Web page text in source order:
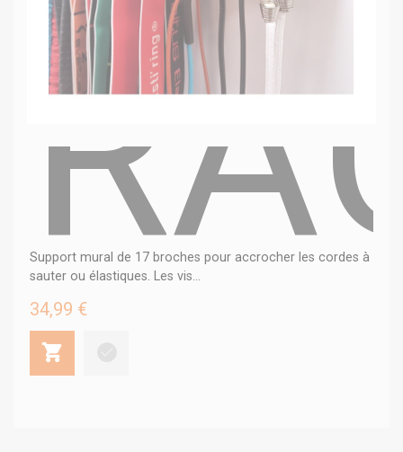
Support mural de 17 broches pour accrocher les cordes à
sauter ou élastiques. Les vis...
34,99 €